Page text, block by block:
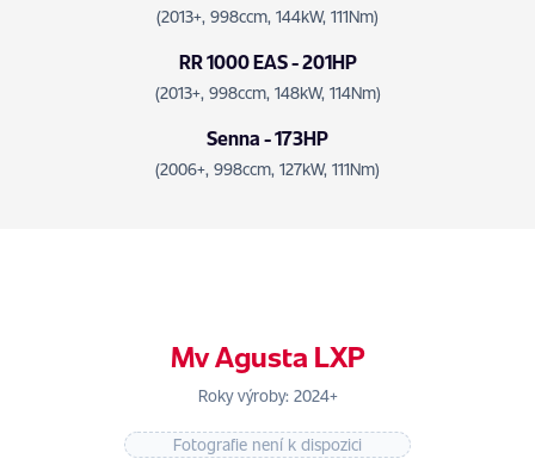
(2013+, 998ccm, 144kW, 111Nm)
RR 1000 EAS - 201HP
(2013+, 998ccm, 148kW, 114Nm)
Senna - 173HP
(2006+, 998ccm, 127kW, 111Nm)
Mv Agusta LXP
Roky výroby: 2024+
Fotografie není k dispozici